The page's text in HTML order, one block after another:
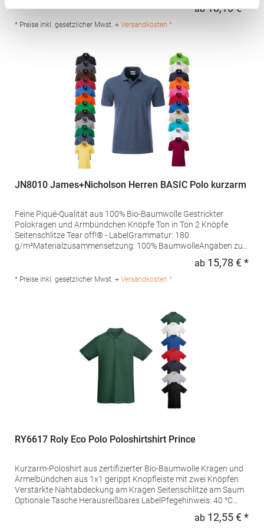
Kingsfordweg 151 1043GR Amsterdam Niederlande E-Mail:
marketing@henbury.com
ab18,10 € *
* Preise inkl. gesetzlicher Mwst. + Versandkosten *
JN8010 James+Nicholson Herren BASIC Polo kurzarm
Feine Piqué-Qualität aus 100% Bio-Baumwolle Gestrickter
Polokragen und Armbündchen Knöpfe Ton in Ton 2 Knöpfe
Seitenschlitze Tear off!® - LabelGrammatur: 180
g/m²Materialzusammensetzung: 100% BaumwolleAngaben zur
GmbH Vor dem Weißen Stein 25-31 72461 Albstadt Deutschland
E-Mail: info@daiber.de
ab 15,78 € *
* Preise inkl. gesetzlicher Mwst. + Versandkosten *
RY6617 Roly Eco Polo Poloshirtshirt Prince
Kurzarm-Poloshirt aus zertifizierter Bio-Baumwolle Kragen und
Ärmelbündchen aus 1x1 gerippt Knopfleiste mit zwei Knöpfen
Verstärkte Nahtabdeckung am Kragen Seitenschlitze am Saum
Optionale Tasche Herausreißbares LabelPfegehinweis: 40 °C
g/m²Materialzusammensetzung: 100% Baumwolle (Heather
ab 12,55 € *